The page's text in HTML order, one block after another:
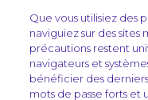
Que vous utilisiez des
naviguiez sur des
précautions restent
navigateurs et
bénéficier des
mots de passe forts et